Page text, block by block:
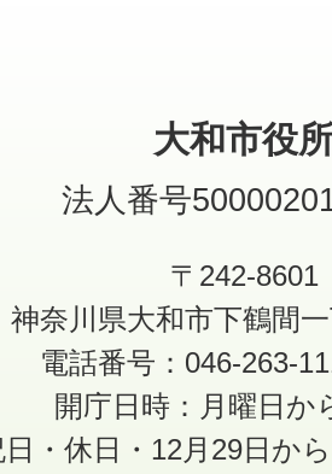
大和市役
法人番号
〒242-8601
神奈川県大和市下鶴間
電話番号：046-263-
開庁日時：月曜日か
日・休日・12月29日か